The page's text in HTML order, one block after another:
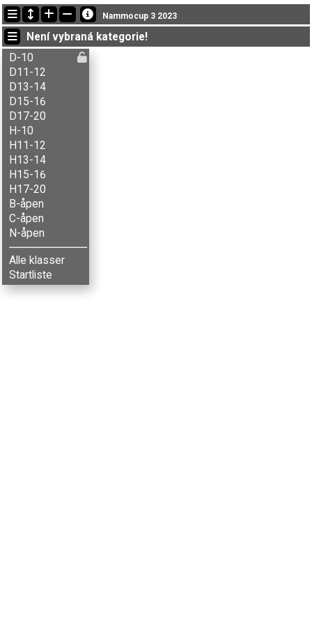
Nejnovější změny
07:54:44: Ada Mauset (D13-14) doběhl v čase 52:13 (7)
07:54:44: Agnes B. Brenna (N-åpen) doběhl with status finished
07:54:44: Agnes Skeie (N-åpen) doběhl with status finished
Nammocup 3 2023
Není vybraná kategorie!
D-10
D11-12
D13-14
D15-16
D17-20
H-10
H11-12
H13-14
H15-16
H17-20
B-åpen
C-åpen
N-åpen
Alle klasser
Startliste